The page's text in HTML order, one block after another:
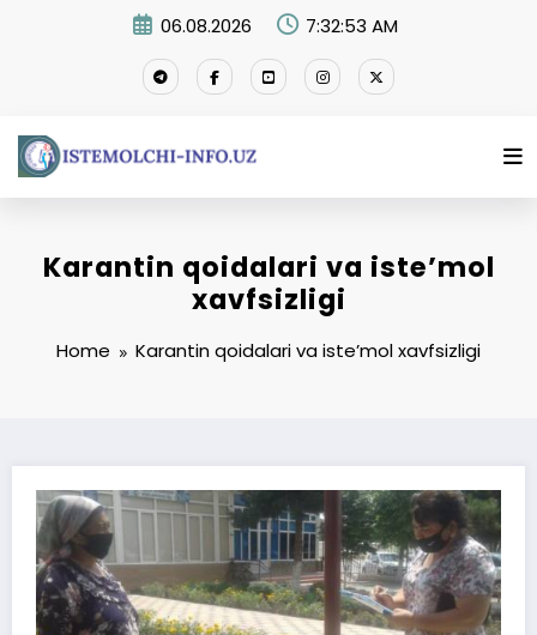
06.08.2026 7:32:54 AM
Karantin qoidalari va isteʼmol
xavfsizligi
Home Karantin qoidalari va isteʼmol xavfsizligi